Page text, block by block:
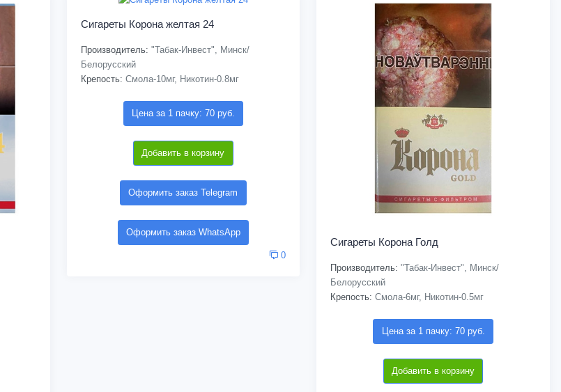
Сигареты Корона желтая 24
Производитель: "Табак-Инвест", Минск/
Белорусский
Крепость: Смола-10мг, Никотин-0.8мг
Цена за 1 пачку: 70 руб.
Добавить в корзину
Оформить заказ Telegram
Оформить заказ WhatsApp
0
Сигареты Корона Голд
Производитель: "Табак-Инвест", Минск/
Белорусский
Крепость: Смола-6мг, Никотин-0.5мг
Цена за 1 пачку: 70 руб.
Добавить в корзину